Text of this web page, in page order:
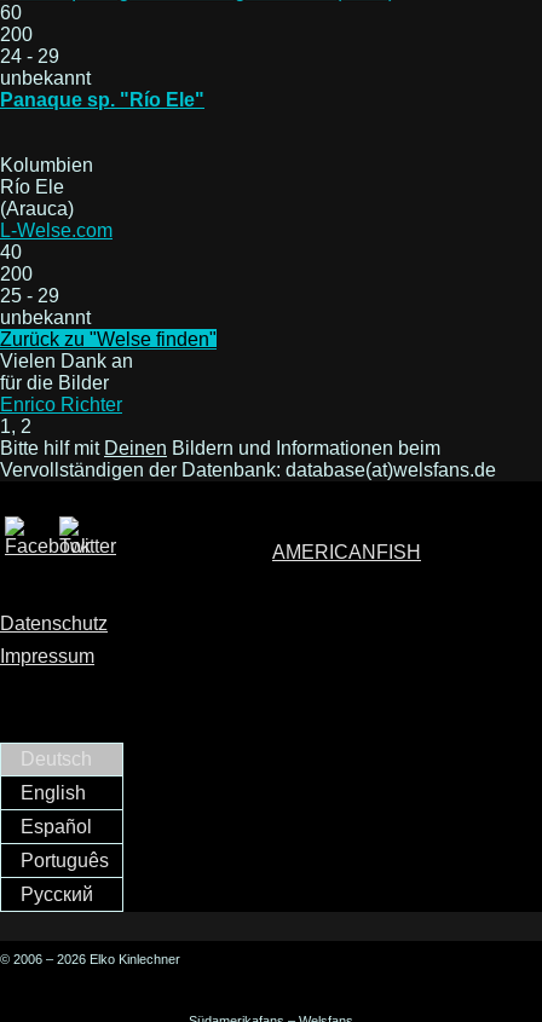
60
200
24 - 29
unbekannt
Panaque sp. "Río Ele"
Kolumbien
Río Ele
(Arauca)
L-Welse.com
40
200
25 - 29
unbekannt
Zurück zu "Welse finden"
Vielen Dank an
für die Bilder
Enrico Richter
1, 2
Bitte hilf mit Deinen Bildern und Informationen beim
Vervollständigen der Datenbank: database(at)welsfans.de
AMERICANFISH
Datenschutz
Impressum
Deutsch
English
Español
Português
Русский
© 2006 – 2026 Elko Kinlechner